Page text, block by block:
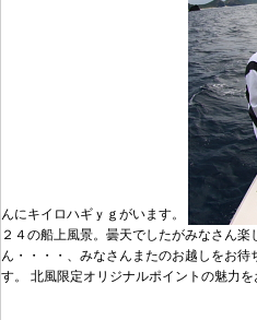
んにキイロハギｙｇがいます。
２４の船上風景。曇天でしたがみなさん
ん・・・・、みなさんまたのお越しをお
す。 北風限定オリジナルポイントの魅力